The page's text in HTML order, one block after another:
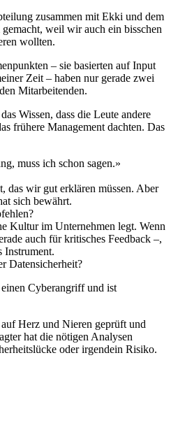
zusammen mit Ekki und dem
weil wir auch ein bisschen
wollten.
– sie basierten auf Input
Zeit – haben nur gerade zwei
Mitarbeitenden.
Wissen, dass die Leute andere
frühere Management dachten. Das
muss ich schon sagen.»
das wir gut erklären müssen. Aber
sich bewährt.
Kultur im Unternehmen legt. Wenn
auch für kritisches Feedback –,
Instrument.
Datensicherheit?
Cyberangriff und ist
Herz und Nieren geprüft und
hat die nötigen Analysen
oder irgendein Risiko.